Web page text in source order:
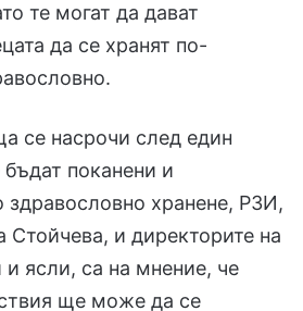
те могат да дават
да се хранят по-
се насрочи след един
поканени и
здравословно хранене, РЗИ,
и директорите на
и ясли, са на мнение, че
ще може да се